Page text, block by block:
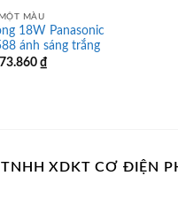
MÀU
18W Panasonic
ánh sáng trắng
₫Giá
hiện
TNHH XDKT CƠ ĐIỆN